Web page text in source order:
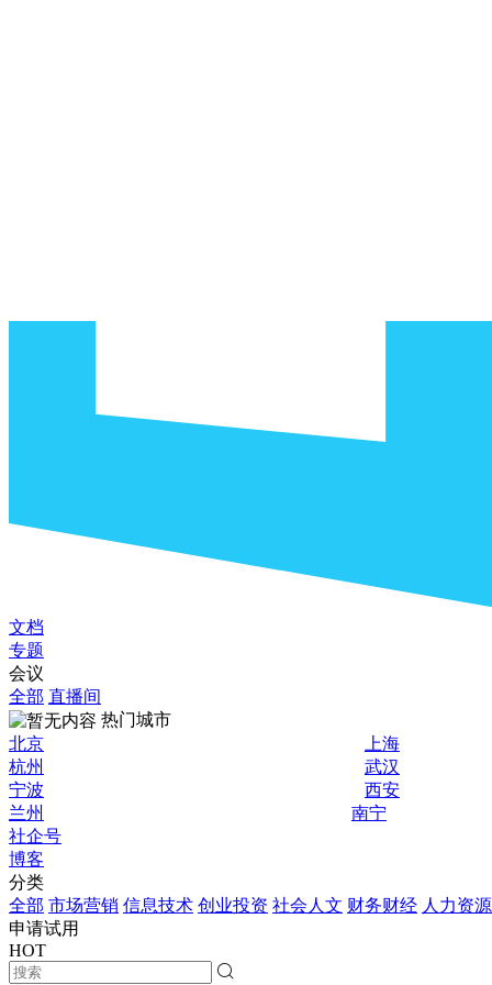
文档
专题
会议
全部 直播间
热门城市
北京
上海
杭州
武汉
宁波
西安
兰州
南宁
社企号
博客
分类
全部 市场营销 信息技术 创业投资 社会人文 财务财经 人力资源
申请试用
HOT